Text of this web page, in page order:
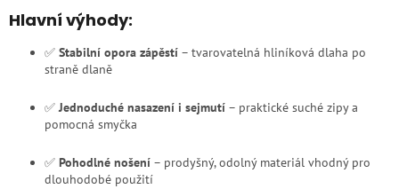
Hlavní výhody:
✅ Stabilní opora zápěstí – tvarovatelná hliníková dlaha po
straně dlaně
✅Jednoduché nasazení i sejmutí – praktické suché zipy a
pomocná smyčka
✅ Pohodlné nošení – prodyšný, odolný materiál vhodný pro
dlouhodobé použití